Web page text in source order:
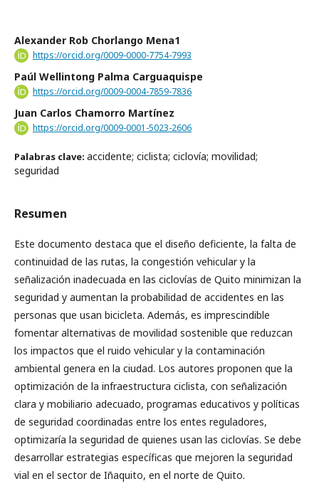
Alexander Rob Chorlango Mena1
https://orcid.org/0009-0000-7754-7993
Paúl Wellintong Palma Carguaquispe
https://orcid.org/0009-0004-7859-7836
Juan Carlos Chamorro Martínez
https://orcid.org/0009-0001-5023-2606
Palabras clave: accidente; ciclista; ciclovía; movilidad;
seguridad
Resumen
Este documento destaca que el diseño deficiente, la falta de
continuidad de las rutas, la congestión vehicular y la
señalización inadecuada en las ciclovías de Quito minimizan la
seguridad y aumentan la probabilidad de accidentes en las
personas que usan bicicleta. Además, es imprescindible
fomentar alternativas de movilidad sostenible que reduzcan
los impactos que el ruido vehicular y la contaminación
ambiental genera en la ciudad. Los autores proponen que la
optimización de la infraestructura ciclista, con señalización
clara y mobiliario adecuado, programas educativos y políticas
de seguridad coordinadas entre los entes reguladores,
optimizaría la seguridad de quienes usan las ciclovías. Se debe
desarrollar estrategias específicas que mejoren la seguridad
vial en el sector de Iñaquito, en el norte de Quito.